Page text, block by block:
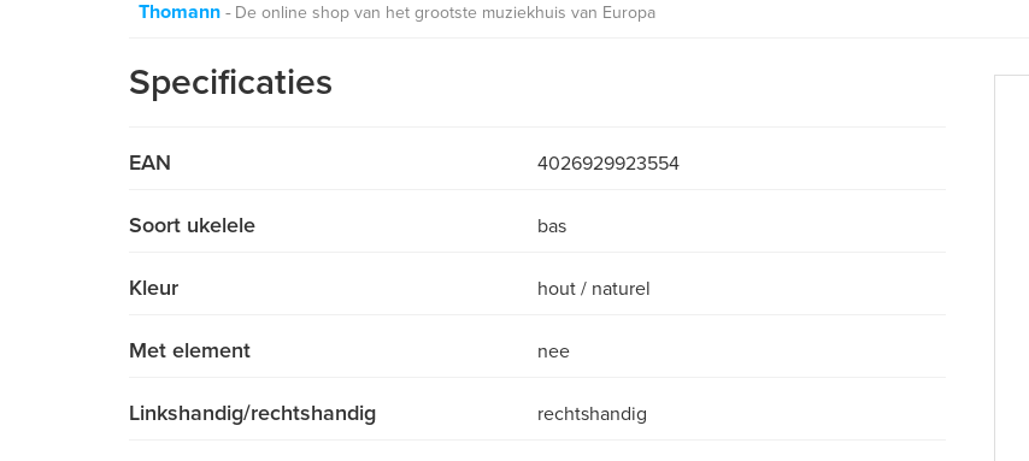
Thomann De online shop van het grootste muziekhuis van Europa
Specificaties
EAN 4026929923554
Soort ukelele bas
Kleur hout / naturel
Met element nee
Linkshandig/rechtshandig rechtshandig